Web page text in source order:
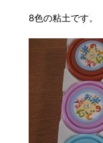
8色の粘土です。